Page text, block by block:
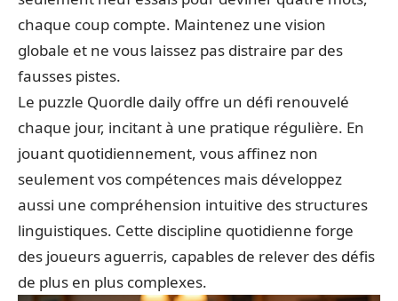
chaque coup compte. Maintenez une vision
globale et ne vous laissez pas distraire par des
fausses pistes.
Le puzzle Quordle daily offre un défi renouvelé
chaque jour, incitant à une pratique régulière. En
jouant quotidiennement, vous affinez non
seulement vos compétences mais développez
aussi une compréhension intuitive des structures
linguistiques. Cette discipline quotidienne forge
des joueurs aguerris, capables de relever des défis
de plus en plus complexes.